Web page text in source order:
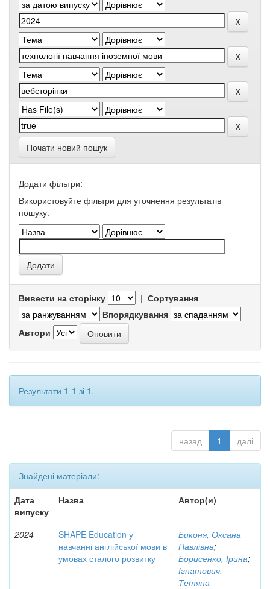
Почати новий пошук
Додати фільтри:
Використовуйте фільтри для уточнення результатів
пошуку.
Вивести на сторінку | Сортування
Впорядкування
Автори
Результати 1-1 зі 1.
назад 1 далі
Знайдені матеріали:
Дата
випуску
Назва Автор(и)
2024
SHAPE Education у
навчанні англійської мови в
умовах сталого розвитку
Биконя, Оксана
Павлівна;
Борисенко, Ірина;
Ігнатович,
Тетяна